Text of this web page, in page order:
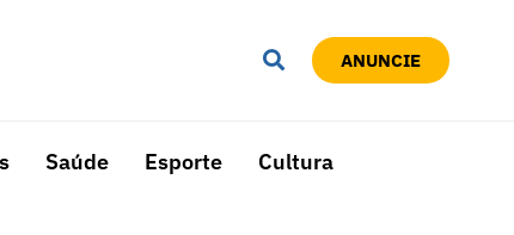
ANUNCIE
Saúde Esporte Cultura